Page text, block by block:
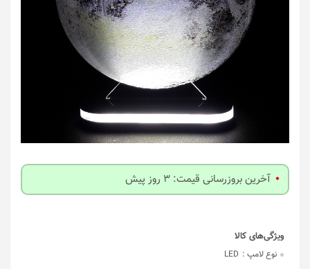
آخرین بروزرسانی قیمت: 3 روز پیش
نوع لامپ : LED